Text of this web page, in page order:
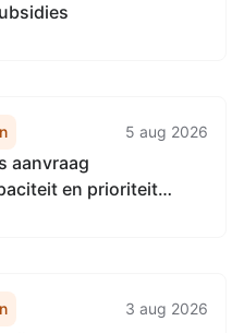
5 aug 2026
aanvraag
en prioriteit
3 aug 2026